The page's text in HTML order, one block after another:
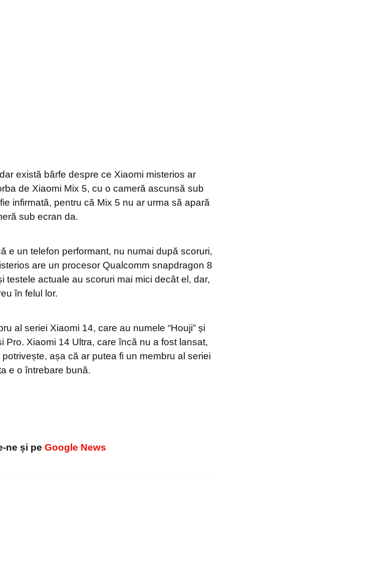
există bârfe despre ce Xiaomi misterios ar
de Xiaomi Mix 5, cu o cameră ascunsă sub
infirmată, pentru că Mix 5 nu ar urma să apară
sub ecran da.
e un telefon performant, nu numai după scoruri,
are un procesor Qualcomm snapdragon 8
testele actuale au scoruri mai mici decât el, dar,
în felul lor.
al seriei Xiaomi 14, care au numele “Houji” și
Pro. Xiaomi 14 Ultra, care încă nu a fost lansat,
potrivește, așa că ar putea fi un membru al seriei
e o întrebare bună.
ne și pe Google News